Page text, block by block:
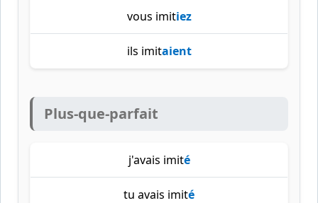
vous imitiez
ils imitaient
Plus-que-parfait
j'avais imité
tu avais imité